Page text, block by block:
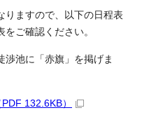
りますので、以下の日程表
ご確認ください。
池に「赤旗」を掲げま
132.6KB）